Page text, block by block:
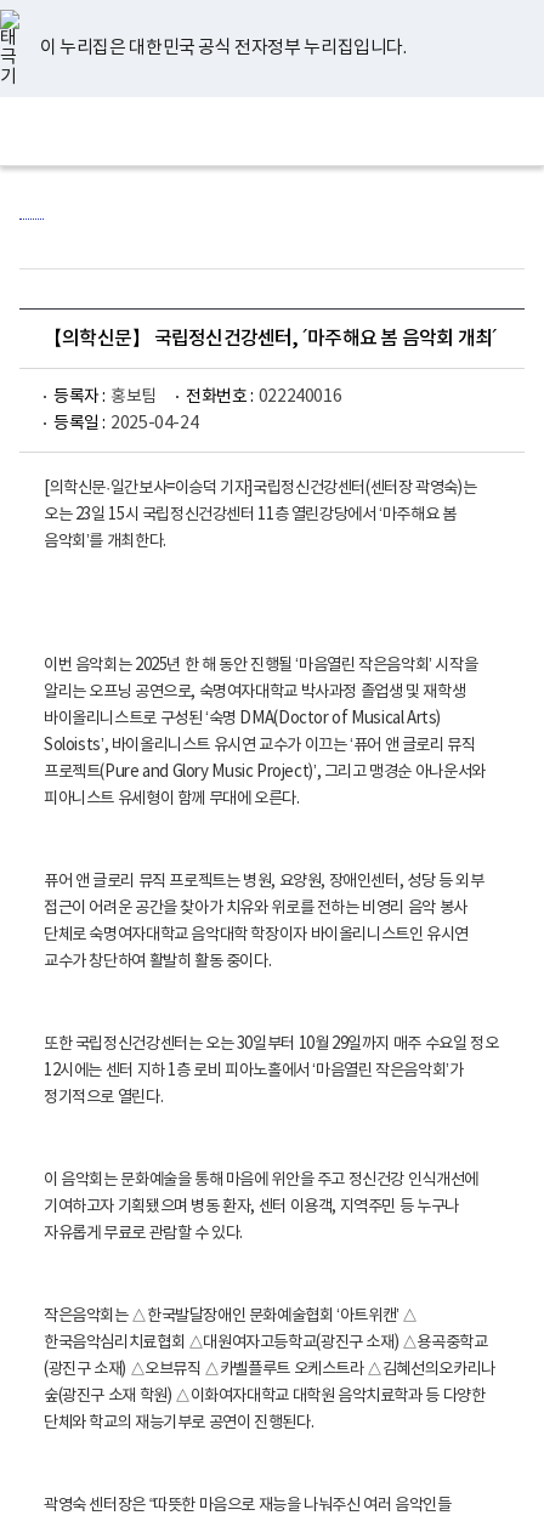
너
비
767px
이
하
이 누리집은 대한민국 공식 전자정부 누리집입니다.
지
검
메
홈
【의학신문】 국립정신건강센터, ´마주해요 봄 음악회 개최´
등록자 : 홍보팀 전화번호 : 022240016
등록일 : 2025-04-24
[의학신문·일간보사=이승덕 기자]국립정신건강센터(센터장 곽영숙)는
오는 23일 15시 국립정신건강센터 11층 열린강당에서 ‘마주해요 봄
음악회’를 개최한다.
이번 음악회는 2025년 한 해 동안 진행될 ‘마음열린 작은음악회’ 시작을
알리는 오프닝 공연으로, 숙명여자대학교 박사과정 졸업생 및 재학생
바이올리니스트로 구성된 ‘숙명 DMA(Doctor of Musical Arts)
Soloists’, 바이올리니스트 유시연 교수가 이끄는 ‘퓨어 앤 글로리 뮤직
프로젝트(Pure and Glory Music Project)’, 그리고 맹경순 아나운서와
피아니스트 유세형이 함께 무대에 오른다.
퓨어 앤 글로리 뮤직 프로젝트는 병원, 요양원, 장애인센터, 성당 등 외부
접근이 어려운 공간을 찾아가 치유와 위로를 전하는 비영리 음악 봉사
단체로 숙명여자대학교 음악대학 학장이자 바이올리니스트인 유시연
교수가 창단하여 활발히 활동 중이다.
또한 국립정신건강센터는 오는 30일부터 10월 29일까지 매주 수요일 정오
12시에는 센터 지하 1층 로비 피아노홀에서 ‘마음열린 작은음악회’가
정기적으로 열린다.
이 음악회는 문화예술을 통해 마음에 위안을 주고 정신건강 인식개선에
기여하고자 기획됐으며 병동 환자, 센터 이용객, 지역주민 등 누구나
자유롭게 무료로 관람할 수 있다.
작은음악회는 △한국발달장애인 문화예술협회 ‘아트위캔’ △
한국음악심리치료협회 △대원여자고등학교(광진구 소재) △용곡중학교
(광진구 소재) △오브뮤직 △카벨플루트 오케스트라 △김혜선의오카리나
숲(광진구 소재 학원) △이화여자대학교 대학원 음악치료학과 등 다양한
단체와 학교의 재능기부로 공연이 진행된다.
곽영숙 센터장은 “따뜻한 마음으로 재능을 나눠주신 여러 음악인들
유
튜
브
페
이
스
북
인
스
타
그
램
블
로
그